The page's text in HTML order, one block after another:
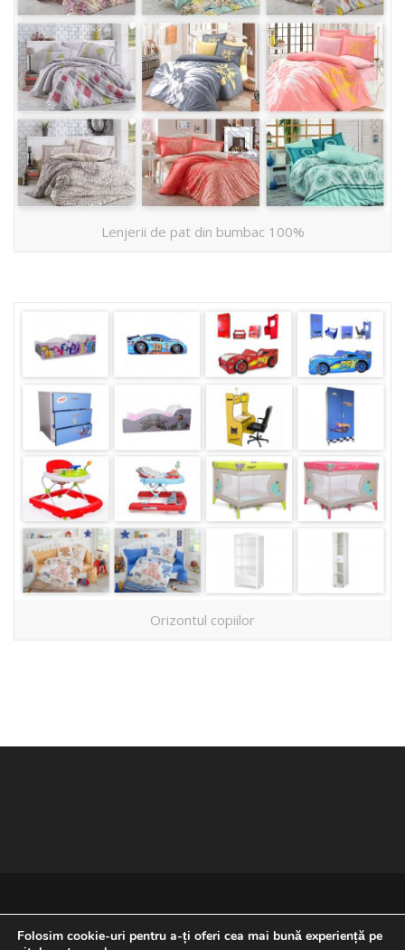
Lenjerii de pat din bumbac 100%
Orizontul copiilor
Folosim cookie-uri pentru a-ți oferi cea mai bună experiență pe